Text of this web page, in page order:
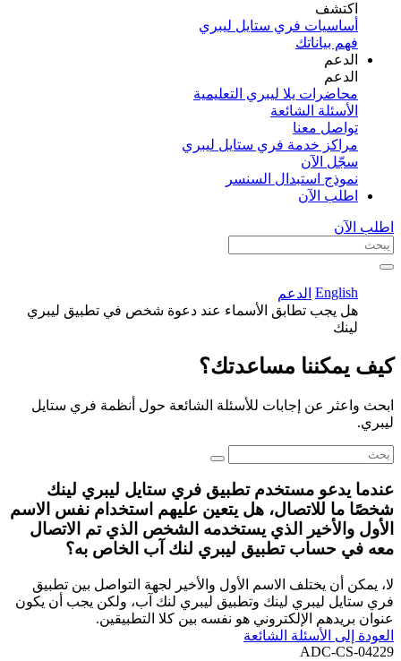
اكتشف​
أساسيات فري ستايل ليبري
فهم بياناتك
الدعم
الدعم
محاضرات يلا ليبري التعليمية
الأسئلة الشائعة
تواصل معنا
مراكز خدمة فري ستايل ليبري
سجّل الآن​
نموذج استبدال السنسر
اطلب الآن
اطلب الآن
English الدعم
هل يجب تطابق الأسماء عند دعوة شخص في تطبيق ليبري
لينك
كيف يمكننا مساعدتك؟
ابحث واعثر عن إجابات للأسئلة الشائعة حول أنظمة فري ستايل
ليبري.
عندما يدعو مستخدم تطبيق فري ستايل ليبري لينك
شخصًا ما للاتصال، هل يتعين عليهم استخدام نفس الاسم
الأول والأخير الذي يستخدمه الشخص الذي تم الاتصال
معه في حساب تطبيق ليبري لنك آب الخاص به؟
لا، يمكن أن يختلف الاسم الأول والأخير لجهة التواصل بين تطبيق
فري ستايل ليبري لينك وتطبيق ليبري لنك آب، ولكن يجب أن يكون
عنوان بريدهم الإلكتروني هو نفسه بين كلا التطبيقين.
العودة إلى الأسئلة الشائعة
ADC-CS-04229